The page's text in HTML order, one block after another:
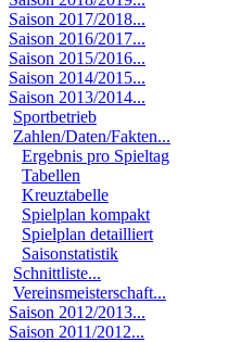
Saison 2017/2018...
Saison 2016/2017...
Saison 2015/2016...
Saison 2014/2015...
Saison 2013/2014...
Sportbetrieb
Zahlen/Daten/Fakten...
Ergebnis pro Spieltag
Tabellen
Kreuztabelle
Spielplan kompakt
Spielplan detailliert
Saisonstatistik
Schnittliste...
Vereinsmeisterschaft...
Saison 2012/2013...
Saison 2011/2012...